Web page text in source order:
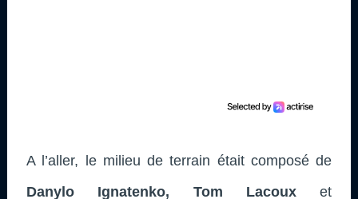
A l’aller, le milieu de terrain était composé de
Danylo Ignatenko, Tom Lacouxet